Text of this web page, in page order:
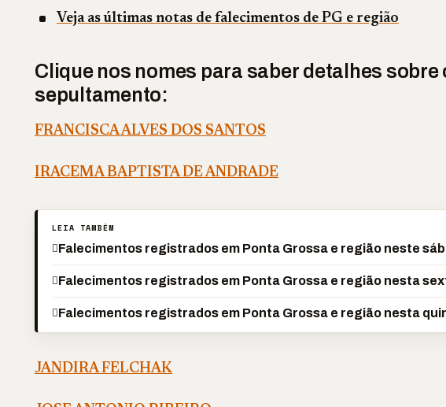
Veja as últimas notas de falecimentos de PG e região
Clique nos nomes para saber detalhes
sepultamento:
FRANCISCA ALVES DOS SANTOS
IRACEMA BAPTISTA DE ANDRADE
LEIA TAMBÉM
Falecimentos registrados em Ponta Grossa e região neste
Falecimentos registrados em Ponta Grossa e região nesta
Falecimentos registrados em Ponta Grossa e região nesta
JANDIRA FELCHAK